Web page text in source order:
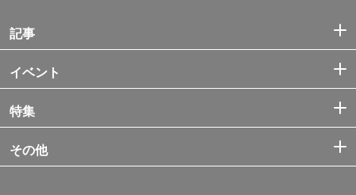
記事
イベント
特集
その他